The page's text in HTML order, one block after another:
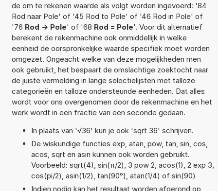
de om te rekenen waarde als volgt worden ingevoerd: '84
Rod naar Pole' of '45 Rod to Pole' of '46 Rod in Pole' of
'76 Rod -> Pole' of '68 Rod = Pole'. Voor dit alternatief
berekent de rekenmachine ook onmiddellijk in welke
eenheid de oorspronkelijke waarde specifiek moet worden
omgezet. Ongeacht welke van deze mogelijkheden men
ook gebruikt, het bespaart de omslachtige zoektocht naar
de juiste vermelding in lange selectielijsten met talloze
categorieën en talloze ondersteunde eenheden. Dat alles
wordt voor ons overgenomen door de rekenmachine en het
werk wordt in een fractie van een seconde gedaan.
In plaats van '√36' kun je ook 'sqrt 36' schrijven.
De wiskundige functies exp, atan, pow, tan, sin, cos,
acos, sqrt en asin kunnen ook worden gebruikt.
Voorbeeld: sqrt(4), sin(π/2), 3 pow 2, acos(1), 2 exp 3,
cos(pi/2), asin(1/2), tan(90°), atan(1/4) of sin(90)
Indien nodig kan het resultaat worden afgerond op